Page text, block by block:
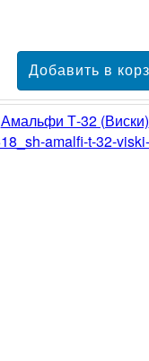
Амальфи Т-32 (Виски)